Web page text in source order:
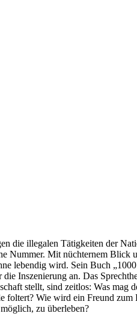
die illegalen Tätigkeiten der
Mit nüchternem Blick
lebendig wird. Sein Buch
Inszenierung an. Das
stellt, sind zeitlos: Was
Wie wird ein Freund
zu überleben?